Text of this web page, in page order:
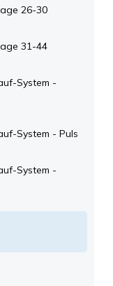
26-30
31-44
System -
System - Puls
System -